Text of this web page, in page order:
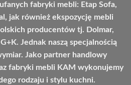
fabryki mebli: Etap Sofa,
jak również ekspozycję mebli
producentów tj. Dolmar,
Jednak naszą specjalnością
Jako partner handlowy
fabryki mebli KAM wykonujemy
rodzaju i stylu kuchni.